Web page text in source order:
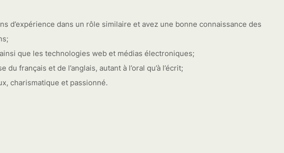
d’expérience dans un rôle similaire et avez une bonne connaissance des
que les technologies web et médias électroniques;
français et de l’anglais, autant à l’oral qu’à l’écrit;
charismatique et passionné.